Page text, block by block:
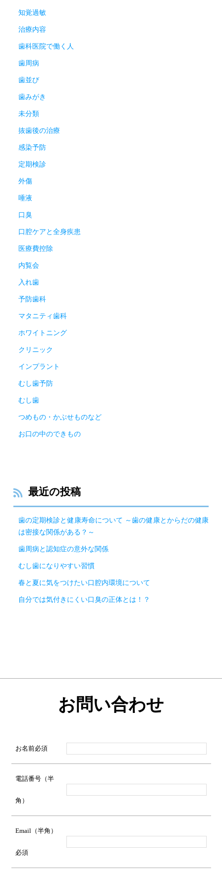
知覚過敏
治療内容
歯科医院で働く人
歯周病
歯並び
歯みがき
未分類
抜歯後の治療
感染予防
定期検診
外傷
唾液
口臭
口腔ケアと全身疾患
医療費控除
内覧会
入れ歯
予防歯科
マタニティ歯科
ホワイトニング
クリニック
インプラント
むし歯予防
むし歯
つめもの・かぶせものなど
お口の中のできもの
最近の投稿
歯の定期検診と健康寿命について ～歯の健康とからだの健康
は密接な関係がある？～
歯周病と認知症の意外な関係
むし歯になりやすい習慣
春と夏に気をつけたい口腔内環境について
自分では気付きにくい口臭の正体とは！？
お問い合わせ
お名前必須
電話番号（半
角）
Email（半角）
必須